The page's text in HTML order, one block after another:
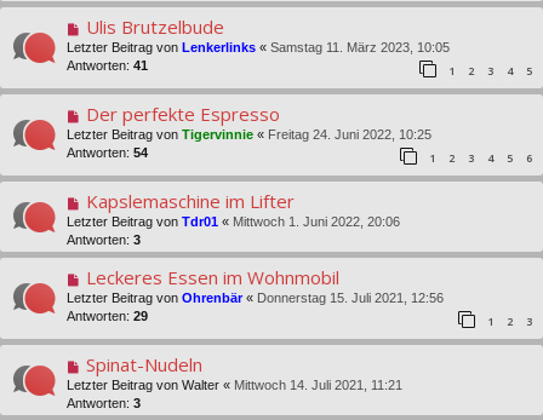
Ulis Brutzelbude
Letzter Beitrag von Lenkerlinks « Samstag 11. März 2023, 10:05
Antworten: 41 1 2 3 4 5
Der perfekte Espresso
Letzter Beitrag von Tigervinnie « Freitag 24. Juni 2022, 10:25
Antworten: 54 1 2 3 4 5 6
Kapslemaschine im Lifter
Letzter Beitrag von Tdr01 « Mittwoch 1. Juni 2022, 20:06
Antworten: 3
Leckeres Essen im Wohnmobil
Letzter Beitrag von Ohrenbär« Donnerstag 15. Juli 2021, 12:56
Antworten: 29 1 2 3
Spinat-Nudeln
Letzter Beitrag von Walter « Mittwoch 14. Juli 2021, 11:21
Antworten: 3